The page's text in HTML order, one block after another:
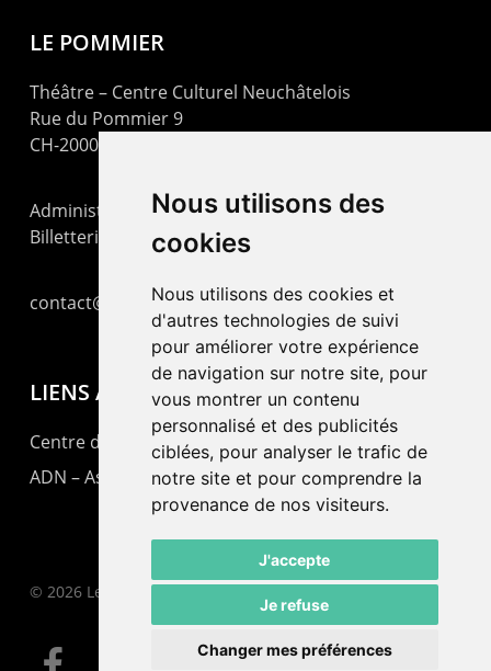
Nous utilisons des
cookies
Nous utilisons des cookies et
d'autres technologies de suivi
pour améliorer votre expérience
de navigation sur notre site, pour
vous montrer un contenu
personnalisé et des publicités
ciblées, pour analyser le trafic de
notre site et pour comprendre la
provenance de nos visiteurs.
J'accepte
Je refuse
Changer mes préférences
LE POMMIER
Théâtre – Centre Culturel Neuchâtelois
Rue du Pommier 9
CH-2000 Neuchâtel
Administration : +41 32 725 03 03
Billetterie : +41 32 725 05 05
contact@lepommier.ch
LIENS AMIS
Centre de culture ABC
ADN – Association Danse Neuchâtel
© 2026 Le Pommier.
facebook email